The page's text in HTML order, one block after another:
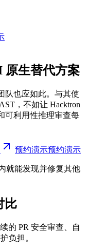
原生替代方案
队也应如此。与其使
，不如让 Hacktron
可利用性推理审查每
预约演示预约演示
就能发现并修复其他
比
的 PR 安全审查、自
负担。